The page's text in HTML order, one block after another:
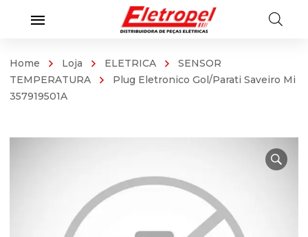
Home Loja ELETRICA
SENSOR
TEMPERATURA
Plug Eletronico Gol/Parati Saveiro Mi
357919501A